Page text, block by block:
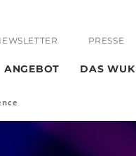
PRESSE
ANGEBOT DAS WUK